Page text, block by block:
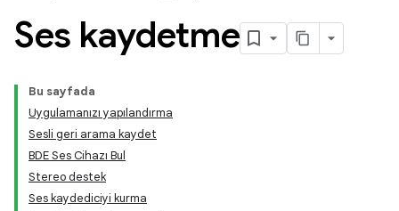
Ses kaydetme
Bu sayfada
Uygulamanızı yapılandırma
Sesli geri arama kaydet
BDE Ses Cihazı Bul
Stereo destek
Ses kaydediciyi kurma